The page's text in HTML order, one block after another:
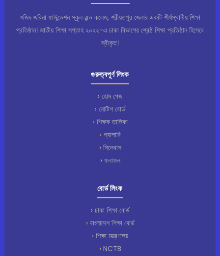
মজিদ জরিনা ফাউন্ডেশন স্কুল এন্ড কলেজ, শরীয়তপুর জেলার একটি শীর্ষস্থানীয় শিক্ষা
প্রতিষ্ঠান। জাতীয় শিক্ষা সপ্তাহ ২০২২-এ ঢাকা বিভাগের শ্রেষ্ঠ শিক্ষা প্রতিষ্ঠান হিসেবে
স্বীকৃত।
গুরুত্বপূর্ণ লিংক
হোম পেজ
নোটিশ বোর্ড
শিক্ষক তালিকা
গ্যালারি
সিলেবাস
ফলাফল
বোর্ড লিংক
ঢাকা শিক্ষা বোর্ড
বাংলাদেশ শিক্ষা বোর্ড
শিক্ষা মন্ত্রণালয়
NCTB